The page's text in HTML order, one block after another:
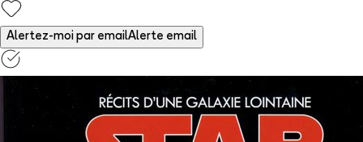
Alertez-moi par emailAlerte email